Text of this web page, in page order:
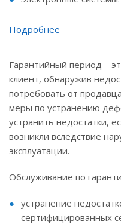
Подробнее
Гарантийный период –
клиент, обнаружив
потребовать от
меры по устранению
устранить недостатки,
возникли вследствие
эксплуатации.
Обслуживание по
устранение
сертифицированных